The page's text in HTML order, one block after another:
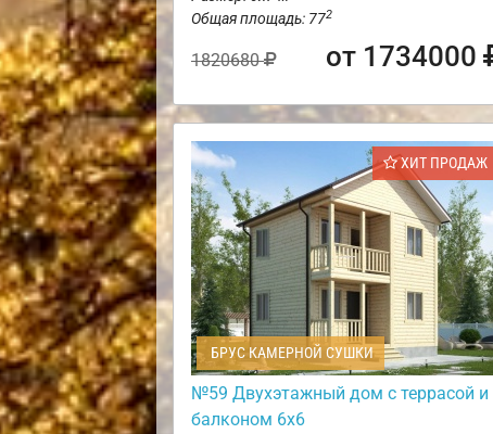
Общая площадь: 772
1820680 от 1734000
ХИТ ПРОДАЖ
БРУС КАМЕРНОЙ СУШКИ
№59 Двухэтажный дом с террасой и
балконом 6х6